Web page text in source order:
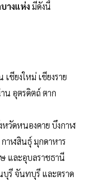
างแห่ง มีดังนี้
ชียงใหม่ เชียงราย
น อุตรดิตถ์ ตาก
หวัดหนองคาย บึงกาฬ
าฬสินธุ์ มุกดาหาร
และอุบลราชธานี
บุรี จันทบุรี และตราด